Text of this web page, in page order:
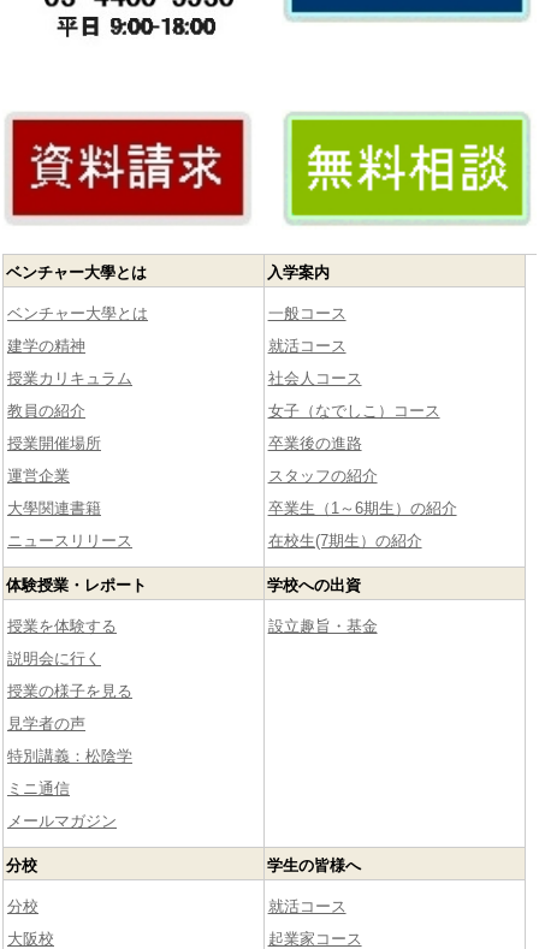
ベンチャー大學とは
ベンチャー大學とは
建学の精神
授業カリキュラム
教員の紹介
授業開催場所
運営企業
大學関連書籍
ニュースリリース
入学案内
一般コース
就活コース
社会人コース
女子（なでしこ）コース
卒業後の進路
スタッフの紹介
卒業生（1～6期生）の紹介
在校生(7期生）の紹介
体験授業・レポート
授業を体験する
説明会に行く
授業の様子を見る
見学者の声
特別講義：松陰学
ミニ通信
メールマガジン
学校への出資
設立趣旨・基金
分校
分校
大阪校
学生の皆様へ
就活コース
起業家コース